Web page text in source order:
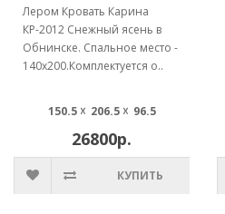
Лером Кровать Карина
КР-2012 Снежный ясень в
Обнинске. Спальное место -
140х200.Комплектуется о..
150.5 ☓ 206.5 ☓ 96.5
26800р.
КУПИТЬ